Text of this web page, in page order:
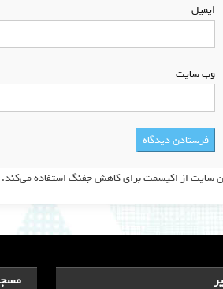
ایمیل
وب‌ سایت
سایت از اکیسمت برای کاهش جفنگ استفاده می‌کند.